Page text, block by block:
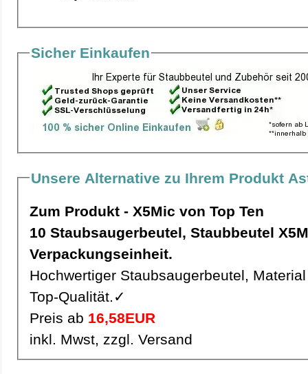
Sicher Einkaufen
Unsere Alternative zu Ihrem Produkt
Zum Produkt - X5Mic von Top Ten
10 Staubsaugerbeutel, Staubbeutel X5Mic pro
Verpackungseinheit.
Hochwertiger Staubsaugerbeutel,
Top-Qualität.✓
Preis ab 16,58EUR
inkl. Mwst, zzgl. Versand